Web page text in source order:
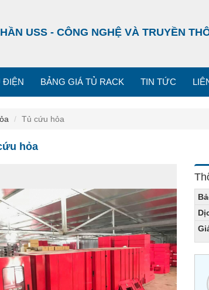
USS - CÔNG NGHỆ VÀ TRUYỀN
ĐIỆN BẢNG GIÁ TỦ RACK TIN TỨC
Tủ cứu hỏa
hỏa